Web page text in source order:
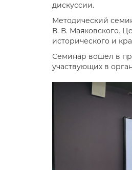
дискуссии.
Методический
В. В. Маяковского.
исторического и
Семинар вошел в
участвующих в